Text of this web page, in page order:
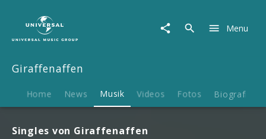
Menu
Giraffenaffen
Home News Musik Videos Fotos Biografie
Singles von Giraffenaffen